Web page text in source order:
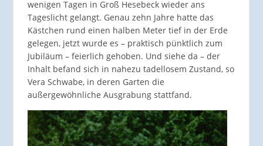
wenigen Tagen in Groß Hesebeck wieder ans
Tageslicht gelangt. Genau zehn Jahre hatte das
Kästchen rund einen halben Meter tief in der Erde
gelegen, jetzt wurde es – praktisch pünktlich zum
Jubiläum – feierlich gehoben. Und siehe da – der
Inhalt befand sich in nahezu tadellosem Zustand, so
Vera Schwabe, in deren Garten die
außergewöhnliche Ausgrabung stattfand.